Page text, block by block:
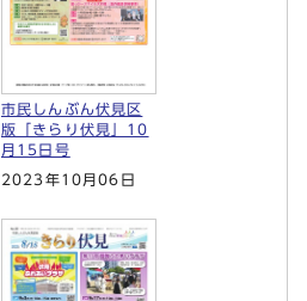
市民しんぶん伏見区
版「きらり伏見」10
月15日号
2023年10月06日